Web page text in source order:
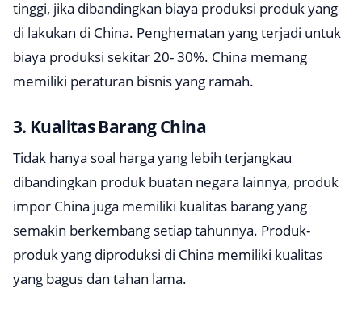
tinggi, jika dibandingkan biaya produksi produk yang
di lakukan di China. Penghematan yang terjadi untuk
biaya produksi sekitar 20- 30%. China memang
memiliki peraturan bisnis yang ramah.
3. Kualitas Barang China
Tidak hanya soal harga yang lebih terjangkau
dibandingkan produk buatan negara lainnya, produk
impor China juga memiliki kualitas barang yang
semakin berkembang setiap tahunnya. Produk-
produk yang diproduksi di China memiliki kualitas
yang bagus dan tahan lama.